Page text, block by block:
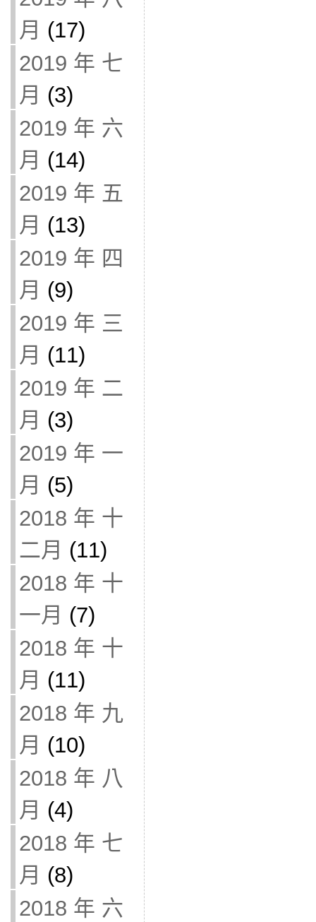
月 (17)
2019 年 七
月 (3)
2019 年 六
月 (14)
2019 年 五
月 (13)
2019 年 四
月 (9)
2019 年 三
月 (11)
2019 年 二
月 (3)
2019 年 一
月 (5)
2018 年 十
二月 (11)
2018 年 十
一月 (7)
2018 年 十
月 (11)
2018 年 九
月 (10)
2018 年 八
月 (4)
2018 年 七
月 (8)
2018 年 六